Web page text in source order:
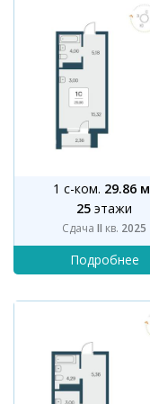
1 с-ком. 29.86 м
25 этажи
Сдача II кв. 2025